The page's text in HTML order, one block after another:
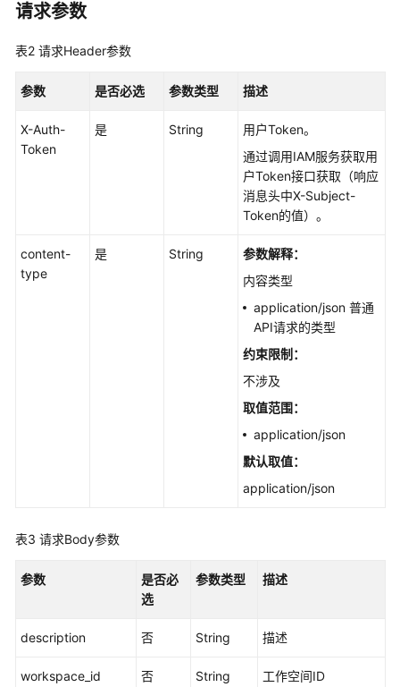
考
使
读
如
类
户
集
请求参数
表2 请求Header参数
参数 是否必选 参数类型 描述
X-Auth-
Token
是 String
用户Token。
通过调用IAM服务获取用
户Token接口获取（响应
消息头中X-Subject-
Token的值）。
content-
type
是 String
参数解释：
内容类型
application/json 普通
API请求的类型
约束限制：
不涉及
取值范围：
application/json
默认取值：
application/json
表3 请求Body参数
参数
是否必
选
参数类型 描述
description 否 String 描述
workspace_id 否 String 工作空间ID